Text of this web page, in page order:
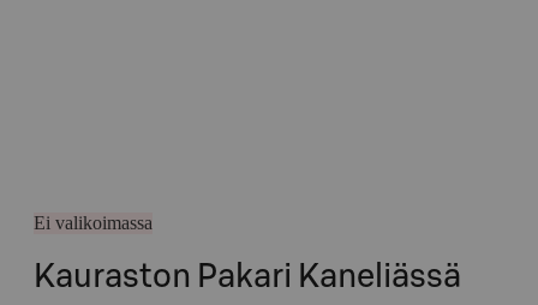
Ei valikoimassa
Kauraston Pakari Kaneliässä